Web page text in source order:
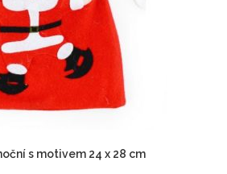
s motivem 24 x 28 cm